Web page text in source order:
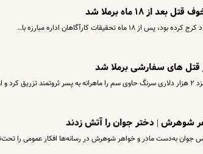
۱۸ ماه برملا شد
کارآگاهان اداره مبارزه با…
قتل های سفارشی برملا شد
او…
شوهرش | دختر جوان را آتش زدند